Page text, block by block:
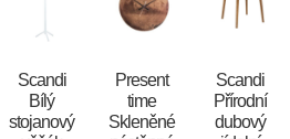
Scandi
Bílý
stojanový
Present
time
Skleněné
Scandi
Přírodní
dubový